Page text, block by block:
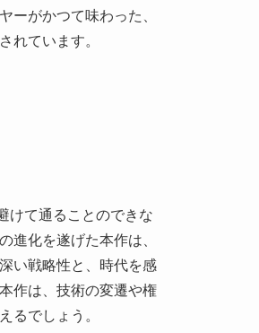
ーがかつて味わった、
れています。
けて通ることのできな
進化を遂げた本作は、
い戦略性と、時代を感
作は、技術の変遷や権
るでしょう。